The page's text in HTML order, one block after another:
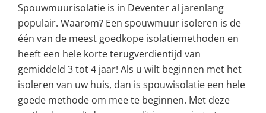
Spouwmuurisolatie is in Deventer al jarenlang
populair. Waarom? Een spouwmuur isoleren is de
één van de meest goedkope isolatiemethoden en
heeft een hele korte terugverdientijd van
gemiddeld 3 tot 4 jaar! Als u wilt beginnen met het
isoleren van uw huis, dan is spouwisolatie een hele
goede methode om mee te beginnen. Met deze